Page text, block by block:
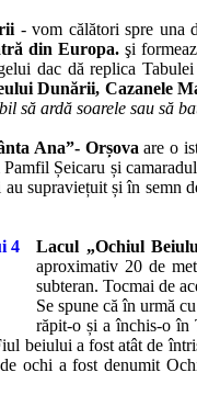
- vom călători spre una
din Europa.şi
dac dă replica
Dunării, Cazanele
să ardă soarele sau să
Ana”- Orșovaare o
Șeicaru și
au supraviețuit și în semn
Lacul „Ochiul
aproximativ 20 de
subteran. Tocmai de
Se spune că în urmă
răpit-o și a închis-o în
beiului a fost atât de
ochi a fost denumit